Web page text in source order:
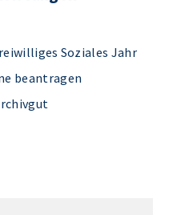
Soziales Jahr
beantragen